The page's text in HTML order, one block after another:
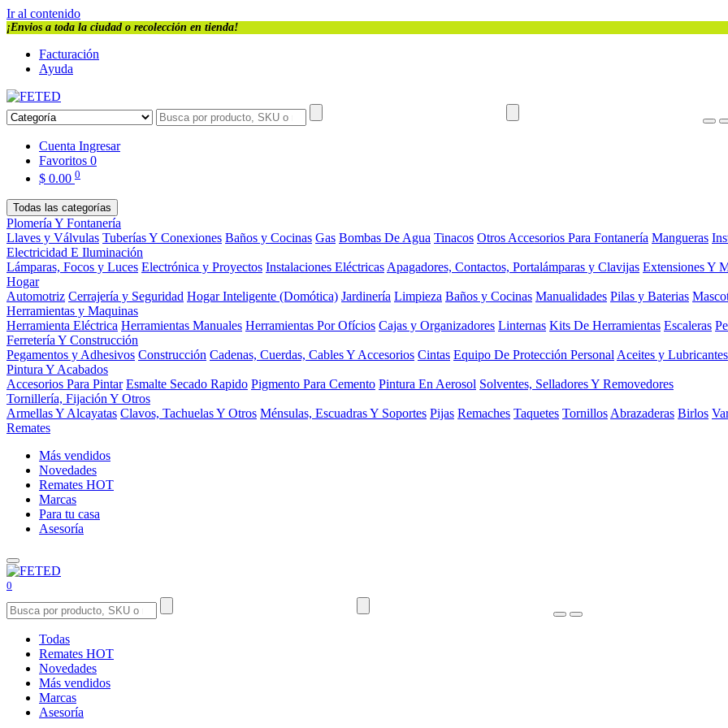
Ir al contenido
¡Envios a toda la ciudad o recolección en tienda!
Facturación
Ayuda
Cuenta Ingresar
Favoritos 0
$ 0.00 0
Todas las categorías
Plomería Y Fontanería
Llaves y Válvulas Tuberías Y Conexiones Baños y Cocinas Gas Bombas De Agua Tinacos Otros Accesorios Para Fontanería Mangueras
Electricidad E Iluminación
Lámparas, Focos y Luces Electrónica y Proyectos Instalaciones Eléctricas Apagadores, Contactos, Portalámparas y Clavijas Extensiones Y
Hogar
Automotriz Cerrajería y Seguridad Hogar Inteligente (Domótica) Jardinería Limpieza Baños y Cocinas Manualidades Pilas y Baterias
Herramientas y Maquinas
Herramienta Eléctrica Herramientas Manuales Herramientas Por Ofícios Cajas y Organizadores Linternas Kits De Herramientas Escaleras
Ferretería Y Construcción
Pegamentos y Adhesivos Construcción Cadenas, Cuerdas, Cables Y Accesorios Cintas Equipo De Protección Personal Aceites y Lubricantes
Pintura Y Acabados
Accesorios Para Pintar Esmalte Secado Rapido Pigmento Para Cemento Pintura En Aerosol Solventes, Selladores Y Removedores
Tornillería, Fijación Y Otros
Armellas Y Alcayatas Clavos, Tachuelas Y Otros Ménsulas, Escuadras Y Soportes Pijas Remaches Taquetes Tornillos Abrazaderas Birlos
Remates
Más vendidos
Novedades
Remates HOT
Marcas
Para tu casa
Asesoría
0
Todas
Remates HOT
Novedades
Más vendidos
Marcas
Asesoría